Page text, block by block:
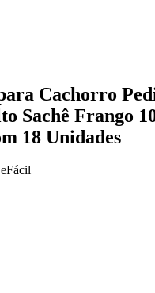
Cachorro
Sachê Frango
18 Unidades
eFácil